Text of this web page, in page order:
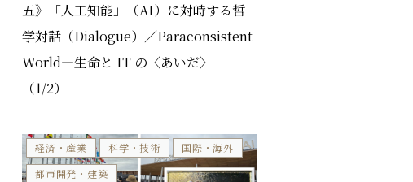
五》「人工知能」（AI）に対峙する哲
学対話（Dialogue）／Paraconsistent
World―生命と IT の〈あいだ〉
（1/2）
経済・産業 科学・技術
国際・海外
都市開発・建築